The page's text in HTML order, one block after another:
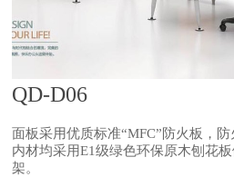
QD-D06
面板采用优质标准“MFC”防火板，
内材均采用E1级绿色环保原木刨花
架。